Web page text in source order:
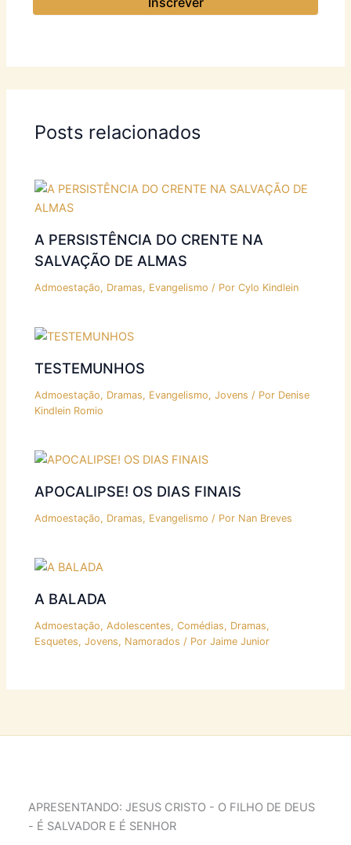
Posts relacionados
A PERSISTÊNCIA DO CRENTE NA
SALVAÇÃO DE ALMAS
Admoestação, Dramas, Evangelismo / PorCylo Kindlein
TESTEMUNHOS
Admoestação, Dramas, Evangelismo,Jovens / Por Denise
Kindlein Romio
APOCALIPSE! OS DIAS FINAIS
Admoestação, Dramas, Evangelismo / Por Nan Breves
A BALADA
Admoestação,Adolescentes,Comédias, Dramas,
Esquetes,Jovens, Namorados / PorJaime Junior
APRESENTANDO: JESUS CRISTO - O FILHO DE DEUS
- É SALVADOR E É SENHOR